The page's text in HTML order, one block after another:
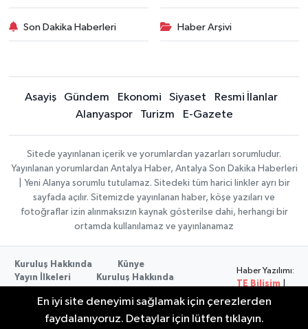
Son Dakika Haberleri Haber Arşivi
Asayiş Gündem Ekonomi Siyaset
Resmi İlanlar
Alanyaspor
Turizm E-Gazete
Sitede yayınlanan içerik ve yorumlardan yazarları sorumludur.
Yayınlanan yorumlardan Antalya Haber, Antalya Son Dakika Haberleri
| Yeni Alanya sorumlu tutulamaz. Sitedeki tüm harici linkler ayrı bir
sayfada açılır. Sitemizde yayınlanan haber, köşe yazıları ve
fotoğraflar izin alınmaksızın kaynak gösterilse dahi, herhangi bir
ortamda kullanılamaz ve yayınlanamaz
Kuruluş Hakkında
Künye
Yayın İlkeleri
Kuruluş Hakkında
Kullanım Şartları
Haber Yazılımı:
TE Bilişim
Copyright ©
En iyi site deneyimi sağlamak için çerezlerden
faydalanıyoruz. Detaylar için lütfen tıklayın.